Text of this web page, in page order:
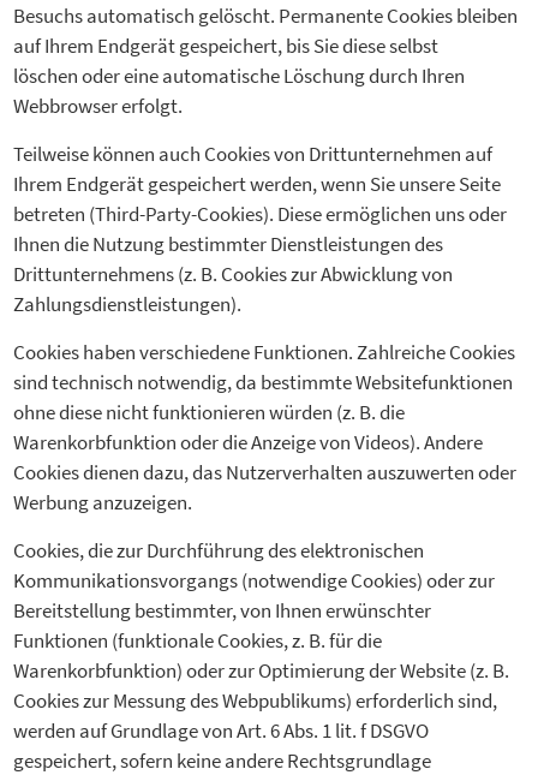
Besuchs automatisch gelöscht. Permanente Cookies bleiben
auf Ihrem Endgerät gespeichert, bis Sie diese selbst
löschen oder eine automatische Löschung durch Ihren
Webbrowser erfolgt.
Teilweise können auch Cookies von Drittunternehmen auf
Ihrem Endgerät gespeichert werden, wenn Sie unsere Seite
betreten (Third-Party-Cookies). Diese ermöglichen uns oder
Ihnen die Nutzung bestimmter Dienstleistungen des
Drittunternehmens (z. B. Cookies zur Abwicklung von
Zahlungsdienstleistungen).
Cookies haben verschiedene Funktionen. Zahlreiche Cookies
sind technisch notwendig, da bestimmte Websitefunktionen
ohne diese nicht funktionieren würden (z. B. die
Warenkorbfunktion oder die Anzeige von Videos). Andere
Cookies dienen dazu, das Nutzerverhalten auszuwerten oder
Werbung anzuzeigen.
Cookies, die zur Durchführung des elektronischen
Kommunikationsvorgangs (notwendige Cookies) oder zur
Bereitstellung bestimmter, von Ihnen erwünschter
Funktionen (funktionale Cookies, z. B. für die
Warenkorbfunktion) oder zur Optimierung der Website (z. B.
Cookies zur Messung des Webpublikums) erforderlich sind,
werden auf Grundlage von Art. 6 Abs. 1 lit. f DSGVO
gespeichert, sofern keine andere Rechtsgrundlage